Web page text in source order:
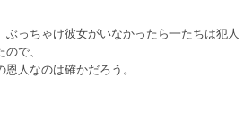
っちゃけ彼女がいなかったら一たちは犯人
で、
人なのは確かだろう。